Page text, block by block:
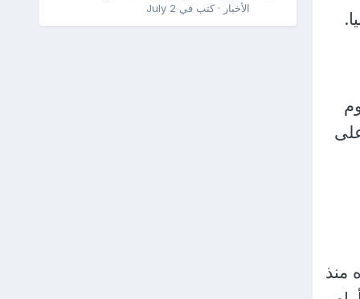
منذ
الأخبار · كتب في July 2